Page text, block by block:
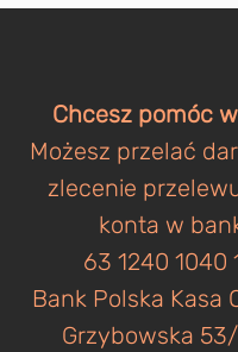
Chcesz pomóc
Możesz przelać
zlecenie
konta w
63 1240 1040
Bank Polska Kasa
Grzybowska